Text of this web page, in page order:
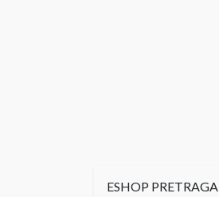
ESHOP PRETRAGA